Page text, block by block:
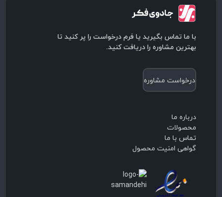
با ما تماس بگیرید یا فرم درخواست را پر کنید تا
بهترین مشاوره را دریافت کنید.
درخواست مشاوره
درباره ما
محصولات
تماس با ما
گواهی امنیت محصول